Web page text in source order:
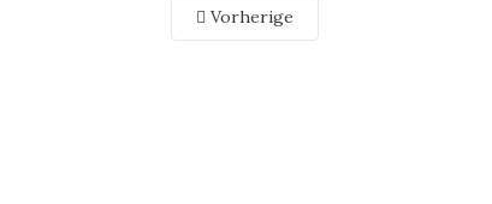
Vorherige